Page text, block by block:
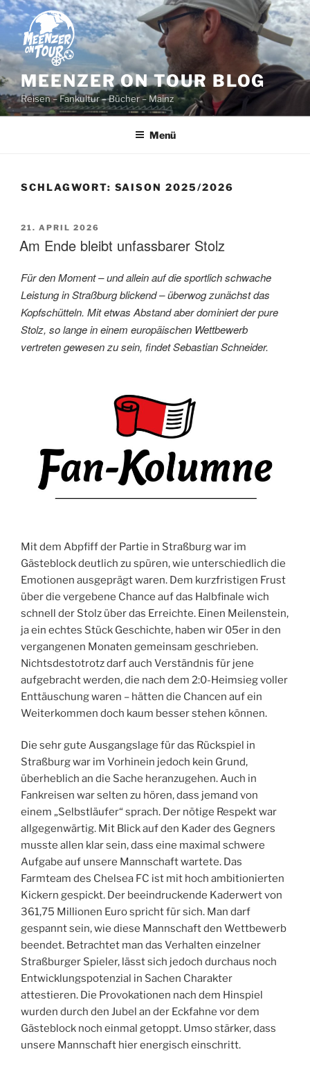
Zum
Inhalt
springen
MEENZER ON TOUR BLOG
Reisen – Fankultur – Bücher – Mainz
Menü
SCHLAGWORT: SAISON 2025/2026
VERÖFFENTLICHT
AM
21. APRIL 2026
Am Ende bleibt unfassbarer Stolz
Für den Moment – und allein auf die sportlich schwache
Leistung in Straßburg blickend – überwog zunächst das
Kopfschütteln. Mit etwas Abstand aber dominiert der pure
Stolz, so lange in einem europäischen Wettbewerb
vertreten gewesen zu sein, findet Sebastian Schneider.
Mit dem Abpfiff der Partie in Straßburg war im
Gästeblock deutlich zu spüren, wie unterschiedlich die
Emotionen ausgeprägt waren. Dem kurzfristigen Frust
über die vergebene Chance auf das Halbfinale wich
schnell der Stolz über das Erreichte. Einen Meilenstein,
ja ein echtes Stück Geschichte, haben wir 05er in den
vergangenen Monaten gemeinsam geschrieben.
Nichtsdestotrotz darf auch Verständnis für jene
aufgebracht werden, die nach dem 2:0-Heimsieg voller
Enttäuschung waren – hätten die Chancen auf ein
Weiterkommen doch kaum besser stehen können.
Die sehr gute Ausgangslage für das Rückspiel in
Straßburg war im Vorhinein jedoch kein Grund,
überheblich an die Sache heranzugehen. Auch in
Fankreisen war selten zu hören, dass jemand von
einem „Selbstläufer“ sprach. Der nötige Respekt war
allgegenwärtig. Mit Blick auf den Kader des Gegners
musste allen klar sein, dass eine maximal schwere
Aufgabe auf unsere Mannschaft wartete. Das
Farmteam des Chelsea FC ist mit hoch ambitionierten
Kickern gespickt. Der beeindruckende Kaderwert von
361,75 Millionen Euro spricht für sich. Man darf
gespannt sein, wie diese Mannschaft den Wettbewerb
beendet. Betrachtet man das Verhalten einzelner
Straßburger Spieler, lässt sich jedoch durchaus noch
Entwicklungspotenzial in Sachen Charakter
attestieren. Die Provokationen nach dem Hinspiel
wurden durch den Jubel an der Eckfahne vor dem
Gästeblock noch einmal getoppt. Umso stärker, dass
unsere Mannschaft hier energisch einschritt.